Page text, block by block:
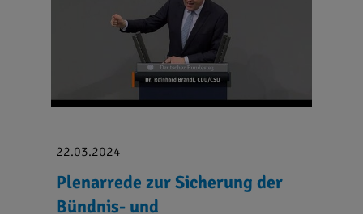
22.03.2024
Plenarrede zur Sicherung der
Bündnis- und